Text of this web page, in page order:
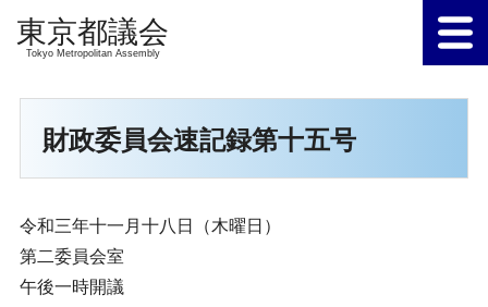
Tokyo Metropolitan Assembly
財政委員会速記録第十五号
令和三年十一月十八日（木曜日）
第二委員会室
午後一時開議